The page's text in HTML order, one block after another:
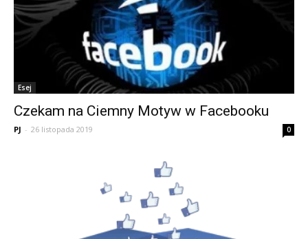
Esej
Czekam na Ciemny Motyw w Facebooku
PJ - 26 listopada 2019 0